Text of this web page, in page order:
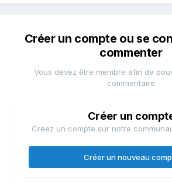
Créer un compte ou se
commenter
Vous devez être membre afin de
commentaire
Créer un
Créez un compte sur notre
Créer un nouveau